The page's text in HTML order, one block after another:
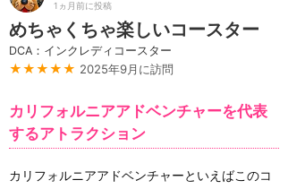
1ヵ月前に投稿
めちゃくちゃ楽しいコースター
DCA：インクレディコースター
★★★★★ 2025年9月に訪問
カリフォルニアアドベンチャーを代表
するアトラクション
カリフォルニアアドベンチャーといえばこのコ